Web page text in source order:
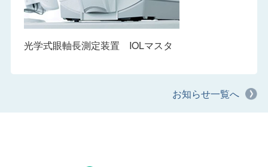
光学式眼軸長測定装置 IOLマスタ
お知らせ一覧へ